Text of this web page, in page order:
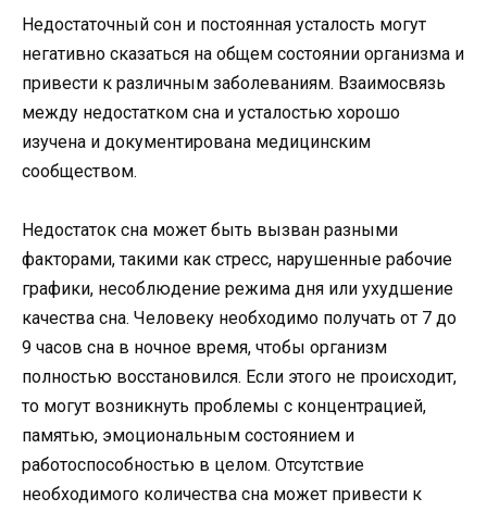
Недостаточный сон и постоянная усталость могут
негативно сказаться на общем состоянии организма и
привести к различным заболеваниям. Взаимосвязь
между недостатком сна и усталостью хорошо
изучена и документирована медицинским
сообществом.
Недостаток сна может быть вызван разными
факторами, такими как стресс, нарушенные рабочие
графики, несоблюдение режима дня или ухудшение
качества сна. Человеку необходимо получать от 7 до
9 часов сна в ночное время, чтобы организм
полностью восстановился. Если этого не происходит,
то могут возникнуть проблемы с концентрацией,
памятью, эмоциональным состоянием и
работоспособностью в целом. Отсутствие
необходимого количества сна может привести к